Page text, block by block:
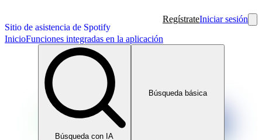
Sitio de asistencia de Spotify
RegístrateIniciar sesión
InicioFunciones integradas en la aplicación
Búsqueda con IA
Búsqueda básica